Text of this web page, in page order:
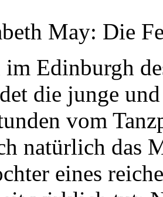
May: Die
Edinburgh
die junge
vom
natürlich das
eines